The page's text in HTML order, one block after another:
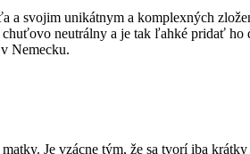
svojim unikátnym a komplexných
neutrálny a je tak ľahké pridať
Nemecku.
Je vzácne tým, že sa tvorí iba